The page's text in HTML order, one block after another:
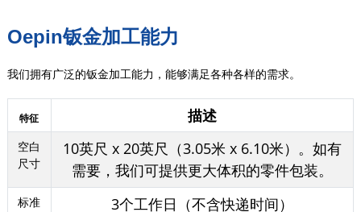
Oepin钣金加工能力
我们拥有广泛的钣金加工能力，能够满足各种各样的需求。
特征 描述
空白
尺寸
10英尺 x 20英尺（3.05米 x 6.10米）。如有
需要，我们可提供更大体积的零件包装。
标准
3个工作日（不含快递时间）